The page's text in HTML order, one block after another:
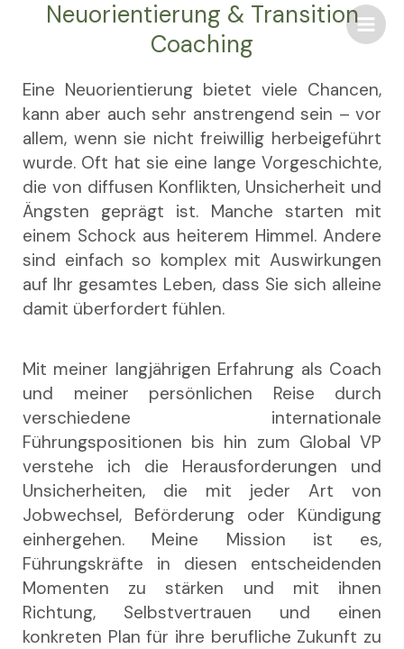
Main
Neuorientierung & Transition
Coaching
Eine Neuorientierung bietet viele Chancen,
kann aber auch sehr anstrengend sein – vor
allem, wenn sie nicht freiwillig herbeigeführt
wurde. Oft hat sie eine lange Vorgeschichte,
die von diffusen Konflikten, Unsicherheit und
Ängsten geprägt ist. Manche starten mit
einem Schock aus heiterem Himmel. Andere
sind einfach so komplex mit Auswirkungen
auf Ihr gesamtes Leben, dass Sie sich alleine
damit überfordert fühlen.
Mit meiner langjährigen Erfahrung als Coach
und meiner persönlichen Reise durch
verschiedene internationale
Führungspositionen bis hin zum Global VP
verstehe ich die Herausforderungen und
Unsicherheiten, die mit jeder Art von
Jobwechsel, Beförderung oder Kündigung
einhergehen. Meine Mission ist es,
Führungskräfte in diesen entscheidenden
Momenten zu stärken und mit ihnen
Richtung, Selbstvertrauen und einen
konkreten Plan für ihre berufliche Zukunft zu